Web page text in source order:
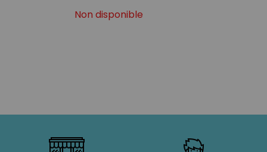
Non disponible